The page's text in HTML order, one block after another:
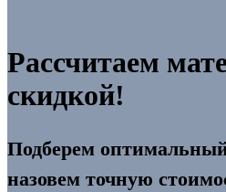
Рассчитаем
скидкой!
Подберем
назовем точную